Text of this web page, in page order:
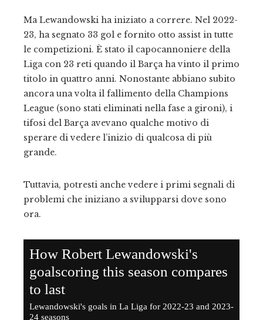
Ma Lewandowski ha iniziato a correre. Nel 2022-
23, ha segnato 33 gol e fornito otto assist in tutte
le competizioni. È stato il capocannoniere della
Liga con 23 reti quando il Barça ha vinto il primo
titolo in quattro anni. Nonostante abbiano subito
ancora una volta il fallimento della Champions
League (sono stati eliminati nella fase a gironi), i
tifosi del Barça avevano qualche motivo di
sperare di vedere l’inizio di qualcosa di più
grande.
Tuttavia, potresti anche vedere i primi segnali di
problemi che iniziano a svilupparsi dove sono
ora.